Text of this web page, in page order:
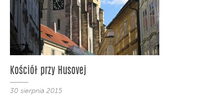
Kościół przy Husovej
30 sierpnia 2015